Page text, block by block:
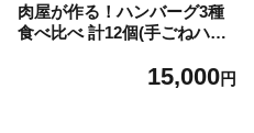
肉屋が作る！ハンバーグ3種
食べ比べ 計12個(手ごねハン
グ・タンバーグ 各4個) 牛タ
15,000円